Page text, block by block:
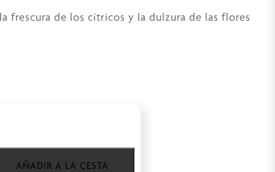
frescura de los cítricos y la dulzura de las flores
AÑADIR A LA CESTA